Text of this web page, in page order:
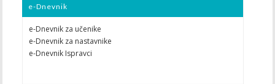
e-Dnevnik
e-Dnevnik za učenike
e-Dnevnik za nastavnike
e-Dnevnik Ispravci